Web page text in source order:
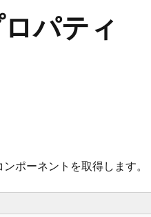
パティ
ポーネントを取得します。